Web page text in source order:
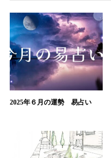
2025年６月の運勢 易占い